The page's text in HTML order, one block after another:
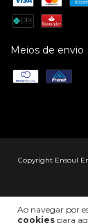
Ao navegar por
cookies para
Meios de envio
Copyright Ensoul